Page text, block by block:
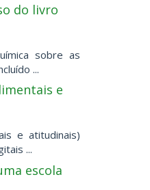
do livro
sobre as
...
e
e atitudinais)
...
escola